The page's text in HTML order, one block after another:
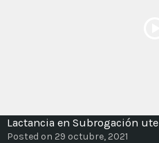
Lactancia en Subrogación
Posted on 29 octubre, 2021